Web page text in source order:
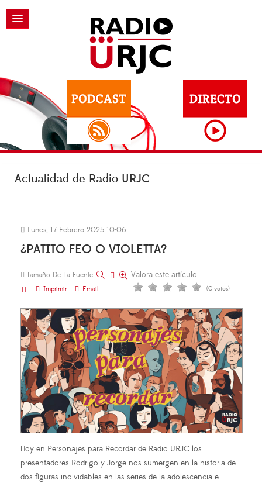
Actualidad de Radio URJC
Lunes, 17 Febrero 2025 10:06
¿PATITO FEO O VIOLETTA?
Tamaño De La Fuente
Imprimir
Email
Valora este artículo
(0 votos)
Hoy en Personajes para Recordar de Radio URJC los
presentadores Rodrigo y Jorge nos sumergen en la historia de
dos figuras inolvidables en las series de la adolescencia e